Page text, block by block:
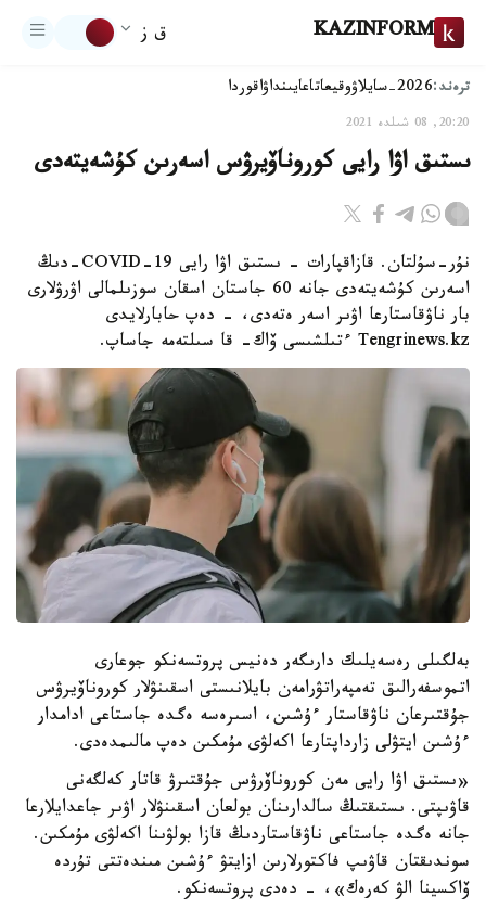
KAZINFORM ق ز
ترەند:2026-سايلاۋ وقيعاتاعايىنداۋاقوردا
20:20, 08 شىلدە 2021
ىستىق اۋا رايى كوروناۆيرۋس اسەرىن كۇشەيتەدى
نۇر-سۇلتان. قازاقپارات - ىستىق اۋا رايى COVID-19-دىڭ
اسەرىن كۇشەيتەدى جانە 60 جاستان اسقان سوزىلمالى اۋرۋلارى
بار ناۋقاستارعا اۋىر اسەر ەتەدى، - دەپ حابارلايدى
Tengrinews.kz ءتىلشىسى ۆاك- قا سىلتەمە جاساپ.
بەلگىلى رەسەيلىك دارىگەر دەنيس پروتسەنكو جوعارى
اتموسفەرالىق تەمپەراتۋرامەن بايلانىستى اسقىنۋلار كوروناۆيرۋس
جۇقتىرعان ناۋقاستار ءۇشىن، اسىرەسە ەگدە جاستاعى ادامدار
ءۇشىن ايتۋلى زارداپتارعا اكەلۋى مۇمكىن دەپ مالىمدەدى.
«ىستىق اۋا رايى مەن كوروناۆرۋس جۇقتىرۋ قاتار كەلگەنى
قاۋىپتى. ىستىقتىڭ سالدارىنان بولعان اسقىنۋلار اۋىر جاعدايلارعا
جانە ەگدە جاستاعى ناۋقاستاردىڭ قازا بولۋىنا اكەلۋى مۇمكىن.
سوندىقتان قاۋىپ فاكتورلارىن ازايتۋ ءۇشىن مىندەتتى تۇردە
ۆاكسينا الۋ كەرەك»، - دەدى پروتسەنكو.